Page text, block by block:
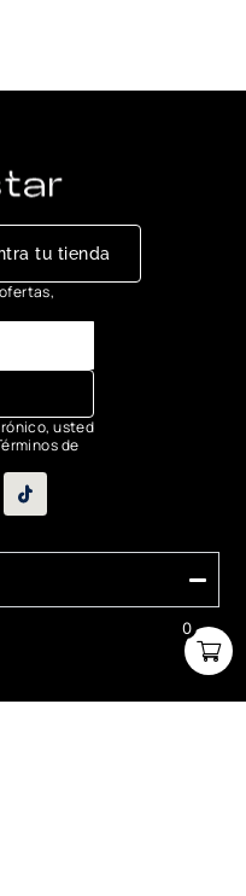
0
tu tienda
usted
de